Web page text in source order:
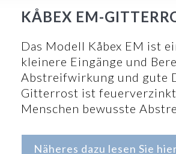
KÅBEX EM-
Das Modell Kåbex EM ist
kleinere Eingänge und
Abstreifwirkung und gute
Gitterrost ist
Menschen bewusste
Näheres dazu lesen Sie